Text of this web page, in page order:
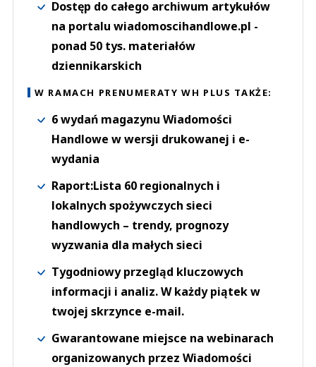
Dostęp do całego archiwum artykułów
na portalu wiadomoscihandlowe.pl -
ponad 50 tys. materiałów
dziennikarskich
W RAMACH PRENUMERATY WH PLUS TAKŻE:
6 wydań magazynu Wiadomości
Handlowe w wersji drukowanej i e-
wydania
Raport:Lista 60 regionalnych i
lokalnych spożywczych sieci
handlowych – trendy, prognozy
wyzwania dla małych sieci
Tygodniowy przegląd kluczowych
informacji i analiz. W każdy piątek w
twojej skrzynce e-mail.
Gwarantowane miejsce na webinarach
organizowanych przez Wiadomości